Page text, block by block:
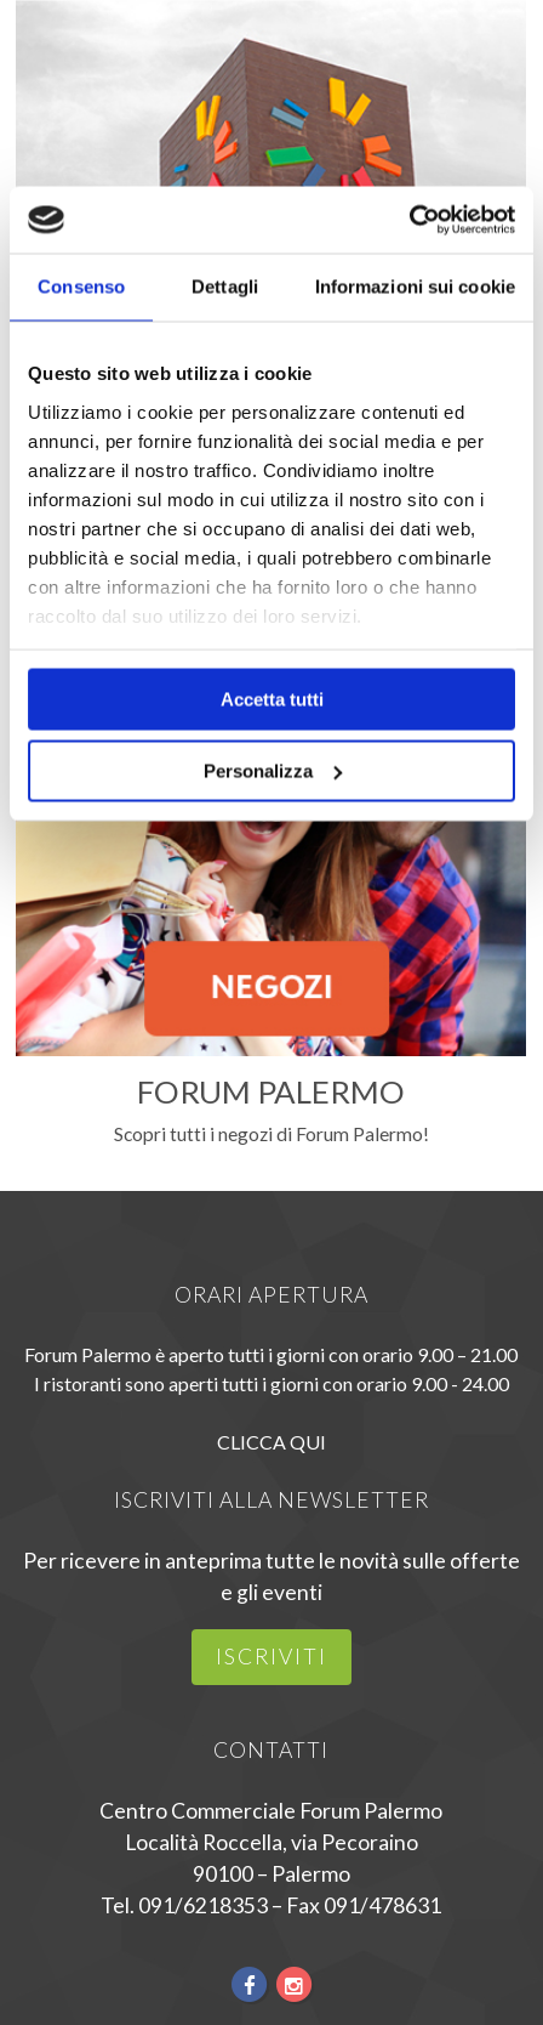
Consenso Dettagli Informazioni sui cookie
Questo sito web utilizza i cookie
Utilizziamo i cookie per personalizzare contenuti ed
annunci, per fornire funzionalità dei social media e per
analizzare il nostro traffico. Condividiamo inoltre
informazioni sul modo in cui utilizza il nostro sito con i
nostri partner che si occupano di analisi dei dati web,
pubblicità e social media, i quali potrebbero combinarle
con altre informazioni che ha fornito loro o che hanno
raccolto dal suo utilizzo dei loro servizi.
Accetta tutti
Personalizza
MAPPA DEL CENTRO
Trova in un attimo il punto vendita che ti interessa!
FORUM PALERMO
Scopri tutti i negozi di Forum Palermo!
ORARI APERTURA
Forum Palermo è aperto tutti i giorni con orario 9.00 – 21.00
I ristoranti sono aperti tutti i giorni con orario 9.00 - 24.00
CLICCA QUI
ISCRIVITI ALLA NEWSLETTER
Per ricevere in anteprima tutte le novità sulle offerte
e gli eventi
ISCRIVITI
CONTATTI
Centro Commerciale Forum Palermo
Località Roccella, via Pecoraino
90100 – Palermo
Tel. 091/6218353 – Fax 091/478631